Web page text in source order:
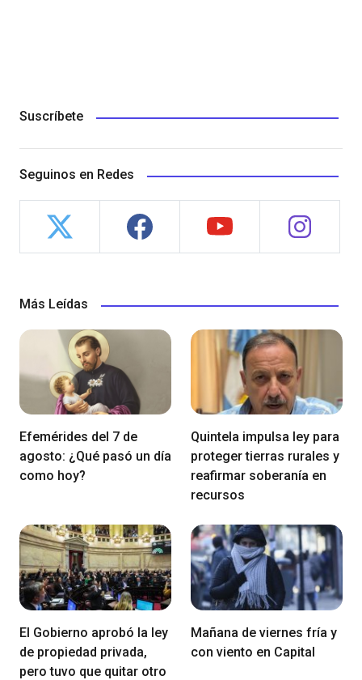
Suscríbete
Seguinos en Redes
Más Leídas
Efemérides del 7 de
agosto: ¿Qué pasó un día
como hoy?
Quintela impulsa ley para
proteger tierras rurales y
reafirmar soberanía en
recursos
El Gobierno aprobó la ley
de propiedad privada,
pero tuvo que quitar otro
Mañana de viernes fría y
con viento en Capital